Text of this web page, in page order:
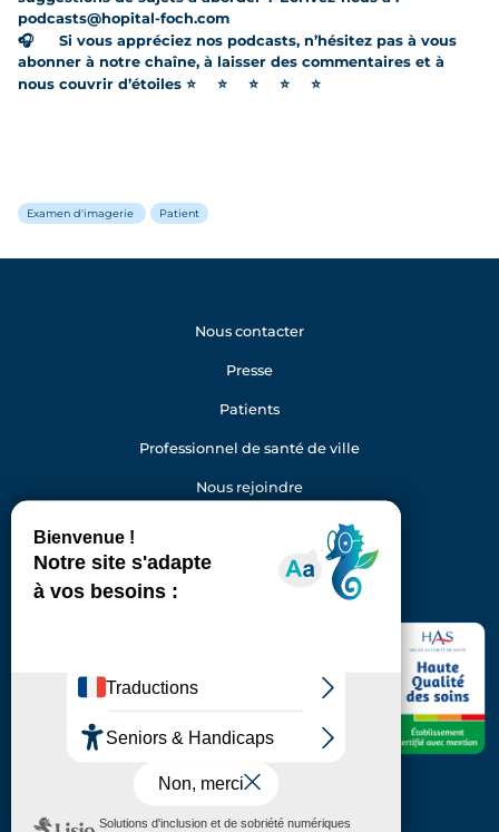
podcasts@hopital-foch.com
🎧
Si vous appréciez nos podcasts, n’hésitez pas à vous
abonner à notre chaîne, à laisser des commentaires et à
nous couvrir d’étoiles ⭐ ⭐ ⭐ ⭐ ⭐
Examen d'imagerie Patient
92150 Suresnes
Standard : 01 46 25 20 00
Nous contacter
Presse
Patients
Professionnel de santé de ville
Nous rejoindre
LinkedInInstagram